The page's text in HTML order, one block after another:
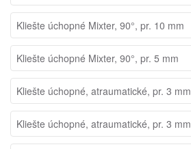
Kliešte úchopné Mixter, 90°, pr. 10 mm
Kliešte úchopné Mixter, 90°, pr. 5 mm
Kliešte úchopné, atraumatické, pr. 3 mm
Kliešte úchopné, atraumatické, pr. 3 mm